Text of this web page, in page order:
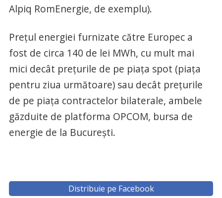
Alpiq RomEnergie, de exemplu).
Preţul energiei furnizate către Europec a
fost de circa 140 de lei MWh, cu mult mai
mici decât preţurile de pe piaţa spot (piaţa
pentru ziua următoare) sau decât preţurile
de pe piaţa contractelor bilaterale, ambele
găzduite de platforma OPCOM, bursa de
energie de la Bucureşti.
Distribuie pe Facebook